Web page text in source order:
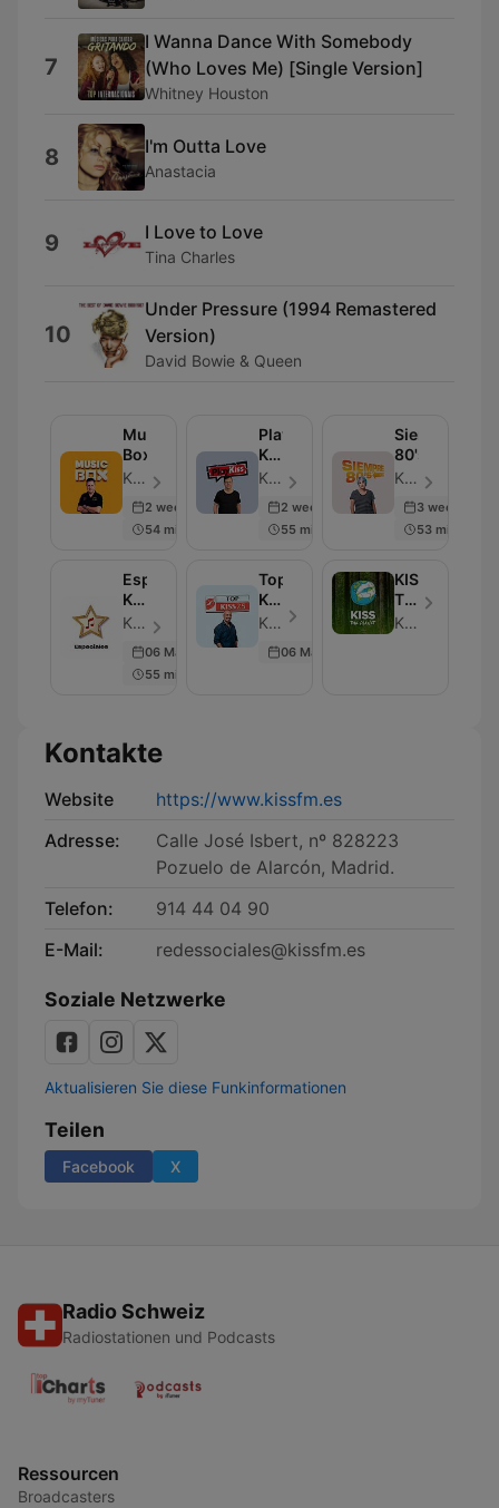
7
I Wanna Dance With Somebody
(Who Loves Me) [Single Version]
Whitney Houston
8 I'm Outta Love
Anastacia
9 I Love to Love
Tina Charles
10
Under Pressure (1994 Remastered
Version)
David Bowie & Queen
Music
Box
KISS FM - Folge 100
2 weeks ago
54 min
Play
KISS
(Completo)
KISS FM - Folge 100
2 weeks ago
55 min
Siempre
80's
KISS FM - Folge 100
3 weeks ago
53 min
Especiales
KISS
FMKISS FM - Folge 73
06 Mar 2026
55 min
Top
KISS
25KISS FM - Folge 100
06 Mar 2026
KISS
THE
PLANET
KISS MEDIA
Kontakte
Website
https://www.kissfm.es
Adresse:
Calle José Isbert, nº 828223
Pozuelo de Alarcón, Madrid.
Telefon:
914 44 04 90
E-Mail:
redessociales@kissfm.es
Soziale Netzwerke
Aktualisieren Sie diese Funkinformationen
Teilen
Facebook X
Radio Schweiz
Radiostationen und Podcasts
Ressourcen
Broadcasters